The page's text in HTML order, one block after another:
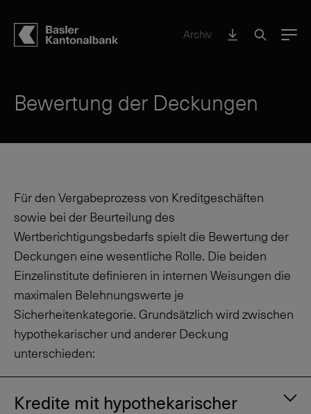
Archiv Menu
Bewertung der Deckungen
Für den Vergabeprozess von Kreditgeschäften
sowie bei der Beurteilung des
Wertberichtigungsbedarfs spielt die Bewertung der
Deckungen eine wesentliche Rolle. Die beiden
Einzelinstitute definieren in internen Weisungen die
maximalen Belehnungswerte je
Sicherheitenkategorie. Grundsätzlich wird zwischen
hypothekarischer und anderer Deckung
unterschieden:
Kredite mit hypothekarischer